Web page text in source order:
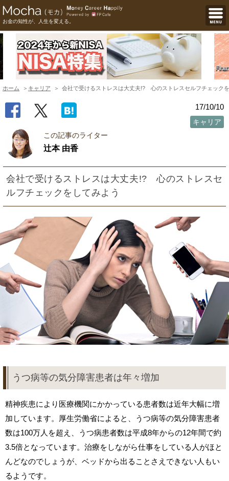
お金の知性が、人生を変える。
ホーム キャリア 会社で受けるストレスは大丈夫!? 心のストレスセルフチェック
17/10/10
キャリア
この記事のライター
辻本 由香
会社で受けるストレスは大丈夫!? 心のストレスセ
ルフチェックをしてみよう
うつ病等の気分障害患者は年々増加
精神疾患により医療機関にかかっている患者数は近年大幅に増
加しています。厚生労働省によると、うつ病等の気分障害患者
数は100万人を超え、うつ病患者数は平成8年からの12年間で約
3.5倍となっています。治療をしながら仕事をしている人がほと
んどなのでしょうが、ベッドから出ることさえできない人もい
るようです。